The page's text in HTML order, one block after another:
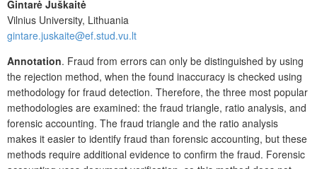
Gintarė Juškaitė
Vilnius University, Lithuania
gintare.juskaite@ef.stud.vu.lt
Annotation. Fraud from errors can only be distinguished by using
the rejection method, when the found inaccuracy is checked using
methodology for fraud detection. Therefore, the three most popular
methodologies are examined: the fraud triangle, ratio analysis, and
forensic accounting. The fraud triangle and the ratio analysis
makes it easier to identify fraud than forensic accounting, but these
methods require additional evidence to confirm the fraud. Forensic